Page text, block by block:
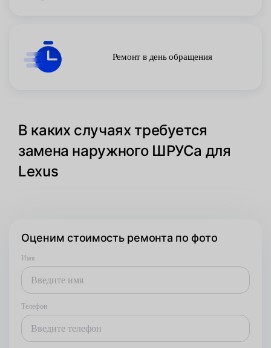
Ремонт в день обращения
В каких случаях требуется
замена наружного ШРУСа для
Lexus
Оценим стоимость ремонта по фото
Имя
Телефон